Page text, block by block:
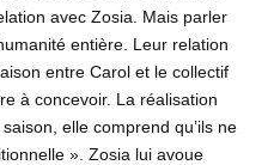
avec Zosia. Mais parler
entière. Leur relation
entre Carol et le collectif
à concevoir. La réalisation
elle comprend qu’ils ne
». Zosia lui avoue